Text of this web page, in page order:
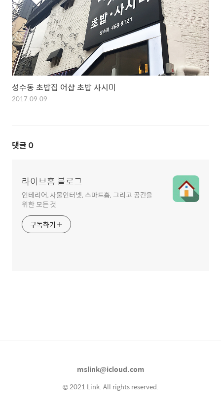
성수동 초밥집 어샵 초밥 사시미
2017.09.09
댓글 0
라이브홈 블로그
인테리어, 사물인터넷, 스마트홈, 그리고 공간을
위한 모든 것
구독하기
mslink@icloud.com
© 2021 Link. All rights reserved.